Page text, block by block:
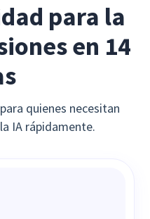
para la
en 14
quienes necesitan
IA rápidamente.